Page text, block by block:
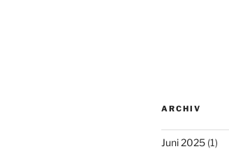
ARCHIV
Juni 2025(1)